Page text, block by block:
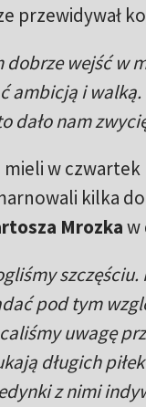
przewidywał
dobrze wejść w
ambicją i
dało nam
w
kilka
Mrozkaw
pod tym
uwagę
długich
z nimi